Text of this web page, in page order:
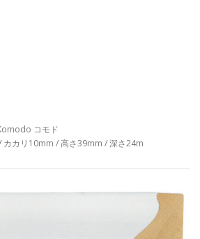
コモド
カリ10mm / 高さ39mm / 深さ24m